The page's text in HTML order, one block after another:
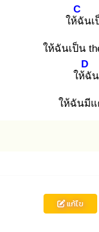
ให้ฉั
C
น
ให้ฉันเป็น
ให้ฉั
D
ให้ฉันมีแ
แก้ไข